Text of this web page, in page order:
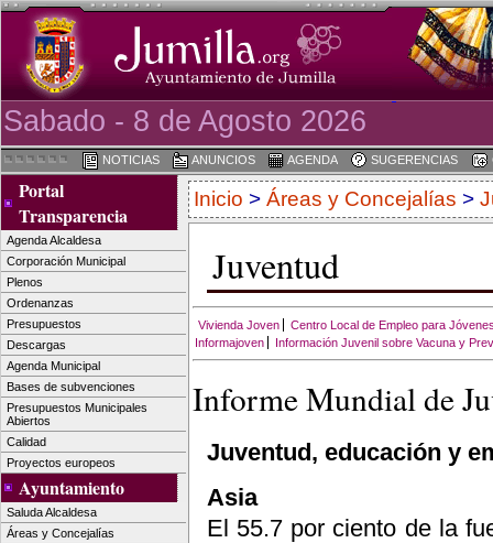
Sabado - 8 de Agosto 2026
NOTICIAS ANUNCIOS AGENDA SUGERENCIAS
Portal
Transparencia
Agenda Alcaldesa
Corporación Municipal
Plenos
Ordenanzas
Presupuestos
Descargas
Agenda Municipal
Bases de subvenciones
Presupuestos Municipales
Abiertos
Calidad
Proyectos europeos
Ayuntamiento
Saluda Alcaldesa
Áreas y Concejalías
Inicio >Áreas y Concejalías >
Juventud
Vivienda Joven
Centro Local de Empleo para
Informajoven
Información Juvenil sobre Vacuna y
Informe Mundial de
Juventud, educación y
Asia
El 55.7 por ciento de la